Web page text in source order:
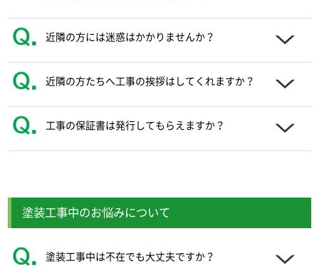
近隣の方には迷惑はかかりませんか？
近隣の方たちへ工事の挨拶はしてくれますか？
工事の保証書は発行してもらえますか？
塗装工事中のお悩みについて
塗装工事中は不在でも大丈夫ですか？